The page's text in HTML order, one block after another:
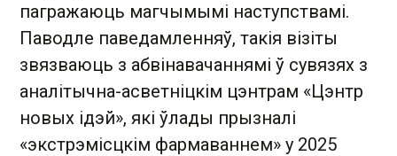
пагражаюць магчымымі наступствамі.
Паводле паведамленняў, такія візіты
звязваюць з абвінавачаннямі ў сувязях з
аналітычна-асветніцкім цэнтрам «Цэнтр
новых ідэй», які ўлады прызналі
«экстрэмісцкім фармаваннем» у 2025